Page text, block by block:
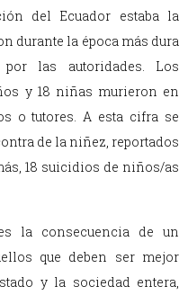
del Ecuador estaba la
durante la época más dura
las autoridades. Los
y 18 niñas murieron en
o tutores. A esta cifra se
de la niñez, reportados
18 suicidios de niños/as
la consecuencia de un
que deben ser mejor
y la sociedad entera,